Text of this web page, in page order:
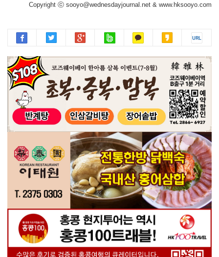
Copyright ⓒ sooyo@wednesdayjournal.net & www.hksooyo.com